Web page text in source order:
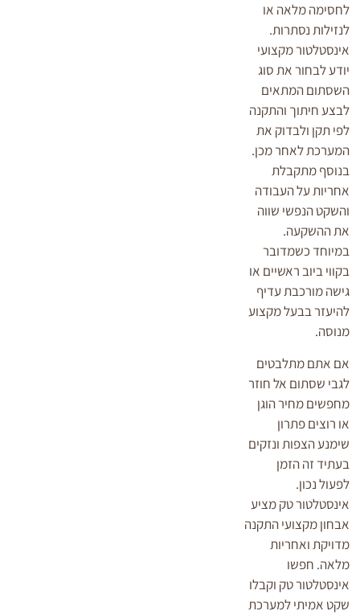
לחסימה מלאה או
לנזילות נסתרות.
אינסטלטור מקצועי
יודע לבחור את סוג
השסתום המתאים
לבצע חיתוך והתקנה
לפי תקן ולבדוק את
המערכת לאחר מכן.
בנוסף מתקבלת
אחריות על העבודה
והשקט הנפשי שווה
את ההשקעה.
במיוחד כשמדובר
בקווי ביוב ראשיים או
גישה מורכבת עדיף
להיעזר בבעל מקצוע
מנוסה.
אם אתם מתלבטים
לגבי שסתום אל חוזר
מחפשים מחיר הוגן
או רוצים פתרון
שימנע הצפות ונזקים
בעתיד זה הזמן
לפעול נכון.
אינסטלטור טק מציע
אבחון מקצועי התקנה
מדויקת ואחריות
מלאה. חפשו
אינסטלטור טק וקבלו
שקט אמיתי למערכת